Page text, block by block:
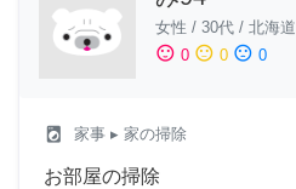
女性 / 30代 / 北海道
sentiment_satisfied 0 sentiment_neutral 0 sentiment_dissatisfied 0
local_laundry_service 家事 ▸ 家の掃除
お部屋の掃除